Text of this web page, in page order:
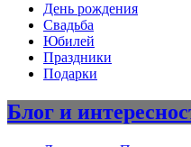
День рождения
Свадьба
Юбилей
Праздники
Подарки
Блог и